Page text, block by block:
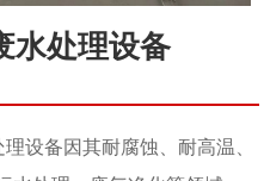
水处理设备
设备因其耐腐蚀、耐高温、